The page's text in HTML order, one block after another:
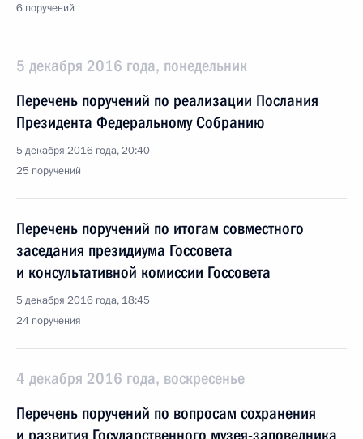
6 поручений
5 декабря 2016 года, понедельник
Перечень поручений по реализации Послания
Президента Федеральному Собранию
5 декабря 2016 года, 20:40
25 поручений
Перечень поручений по итогам совместного
заседания президиума Госсовета
и консультативной комиссии Госсовета
5 декабря 2016 года, 18:45
24 поручения
4 декабря 2016 года, воскресенье
Перечень поручений по вопросам сохранения
и развития Государственного музея-заповедника